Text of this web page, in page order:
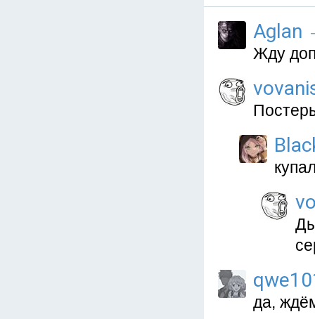
Aglan
Жду
да,